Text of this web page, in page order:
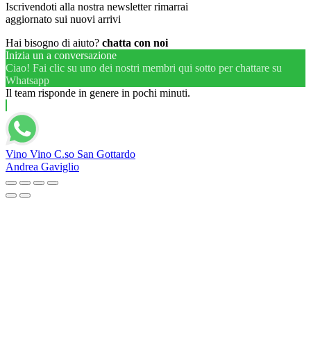
Iscrivendoti alla nostra newsletter rimarrai
aggiornato sui nuovi arrivi
Hai bisogno di aiuto? chatta con noi
Inizia un a conversazione
Ciao! Fai clic su uno dei nostri membri qui sotto per chattare su
Whatsapp
Il team risponde in genere in pochi minuti.
Vino Vino C.so San Gottardo
Andrea Gaviglio